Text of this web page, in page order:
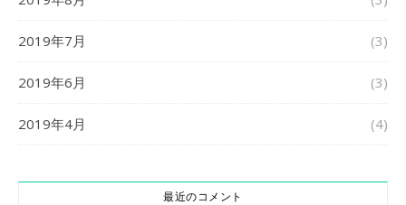
2019年7月 (3)
2019年6月 (3)
2019年4月 (4)
最近のコメント